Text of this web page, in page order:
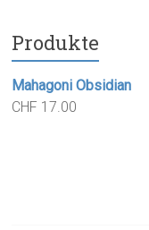
Produkte
Mahagoni Obsidian
CHF 17.00